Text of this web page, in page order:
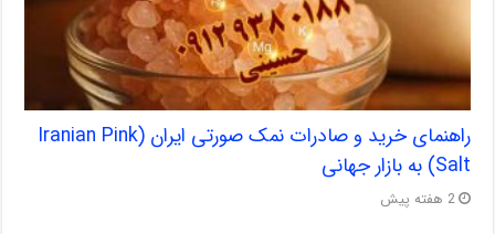
راهنمای خرید و صادرات نمک صورتی ایران (Iranian Pink
Salt) به بازار جهانی
2 هفته پیش